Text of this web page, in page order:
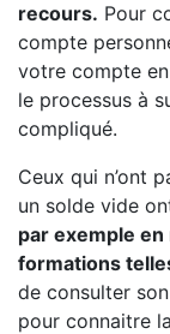
recours. Pour
compte
votre compte en
le processus à
compliqué.
Ceux qui n’ont
un solde vide
par exemple
formations
de consulter
pour connaitre